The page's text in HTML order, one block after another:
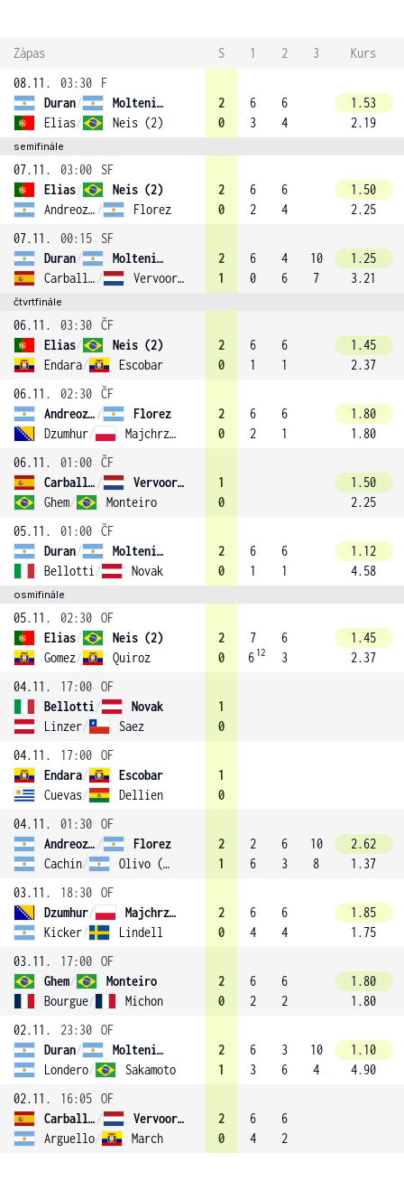
Zápas S 1 2 3
Kurs
08.11.
03:30
F
Duran/
Molteni (1)
Elias/ Neis (2)
2
0
6
3
6
4
1.53
2.19
semifinále
07.11. 03:00
SF
Elias/
Neis (2)
Andreozzi / Florez
2
0
6
2
6
4
1.50
2.25
07.11.
00:15
SF
Duran/
Molteni (1)
Carballes Baena / Vervoort (3)
2
1
6
0
4
6
10
7
1.25
3.21
čtvrtfinále
06.11. 03:30 ČF
Elias/
Neis (2)
Endara/ Escobar
2
0
6
1
6
1
1.45
2.37
06.11.
02:30 ČF
Andreozzi /
Florez
Dzumhur/ Majchrzak
2
0
6
2
6
1
1.80
1.80
06.11.
01:00 ČF
Carballes Baena /
Vervoort (3)
Ghem/ Monteiro
1
0
1.50
2.25
05.11.
01:00 ČF
Duran/
Molteni (1)
Bellotti / Novak
2
0
6
1
6
1
1.12
4.58
osmifinále
05.11. 02:30 OF
Elias/
Neis (2)
Gomez/ Quiroz
2
0
7
6 12
6
3
1.45
2.37
04.11.
17:00 OF
Bellotti/
Novak
Linzer/ Saez
1
0
04.11.
17:00 OF
Endara/
Escobar
Cuevas/ Dellien
1
0
04.11.
01:30 OF
Andreozzi /
Florez
Cachin/ Olivo (4)
2
1
2
6
6
3
10
8
2.62
1.37
03.11.
18:30 OF
Dzumhur/
Majchrzak
Kicker/ Lindell
2
0
6
4
6
4
1.85
1.75
03.11.
17:00 OF
Ghem/
Monteiro
Bourgue/ Michon
2
0
6
2
6
2
1.80
1.80
02.11.
23:30 OF
Duran/
Molteni (1)
Londero/ Sakamoto
2
1
6
3
3
6
10
4
1.10
4.90
02.11.
16:05 OF
Carballes Baena /
Vervoort (3)
Arguello/ March
2
0
6
4
6
2